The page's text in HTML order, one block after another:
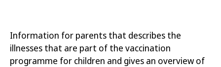
Information for parents that describes the
illnesses that are part of the vaccination
programme for children and gives an overview of